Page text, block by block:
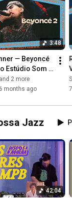
#SomLivre
3:48
— Beyoncé
Estúdio Som
and 2 more
6 months ago
Jazz
42:04